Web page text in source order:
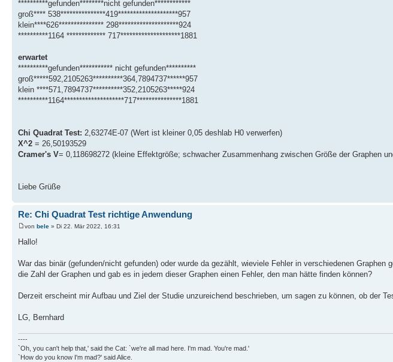
**********gefunden********nicht gefunden************
groß**** 538***************419********************957
klein****626*************** 298********************924
**********1164 ************* 717********************1881
erwartet
**********gefunden*********** nicht gefunden**********
groß*****592,2105263**********364,7894737******957
klein ****571,7894737**********352,2105263*****924
**********1164********************717***************1881
Chi Quadrat Test: 2,63274E-07 (Wert ist kleiner 0,05 deshlab H0 verwerfen)
X^2 = 26,50193529
Cramer's V= 0,118698272 (kleine Effektgröße; schwacher Zusammenhang zwischen Größe der Graphen
Liebe Grüße
Re: Chi Quadrat Test richtige Anwendung
von bele » Di 22. Mär 2022, 16:31
Hallo!
War das binär (gefunden/nicht gefunden) oder wurde da gezählt, wieviele Fehler in verschiedenen Graphen
die Zahl der Graphen und gab es in jedem dieser Graphen einen Fehler, den man hätte finden können?
Derzeit erscheint mir Aufbau und Ziel der Studie unzureichend beschrieben, um sagen zu können, ob der
LG, Bernhard
----
`Oh, you can't help that,' said the Cat: `we're all mad here. I'm mad. You're mad.'
`How do you know I'm mad?' said Alice.